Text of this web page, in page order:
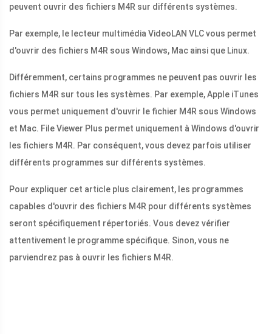
peuvent ouvrir des fichiers M4R sur différents systèmes.
Par exemple, le lecteur multimédia VideoLAN VLC vous permet
d'ouvrir des fichiers M4R sous Windows, Mac ainsi que Linux.
Différemment, certains programmes ne peuvent pas ouvrir les
fichiers M4R sur tous les systèmes. Par exemple, Apple iTunes
vous permet uniquement d'ouvrir le fichier M4R sous Windows
et Mac. File Viewer Plus permet uniquement à Windows d'ouvrir
les fichiers M4R. Par conséquent, vous devez parfois utiliser
différents programmes sur différents systèmes.
Pour expliquer cet article plus clairement, les programmes
capables d'ouvrir des fichiers M4R pour différents systèmes
seront spécifiquement répertoriés. Vous devez vérifier
attentivement le programme spécifique. Sinon, vous ne
parviendrez pas à ouvrir les fichiers M4R.